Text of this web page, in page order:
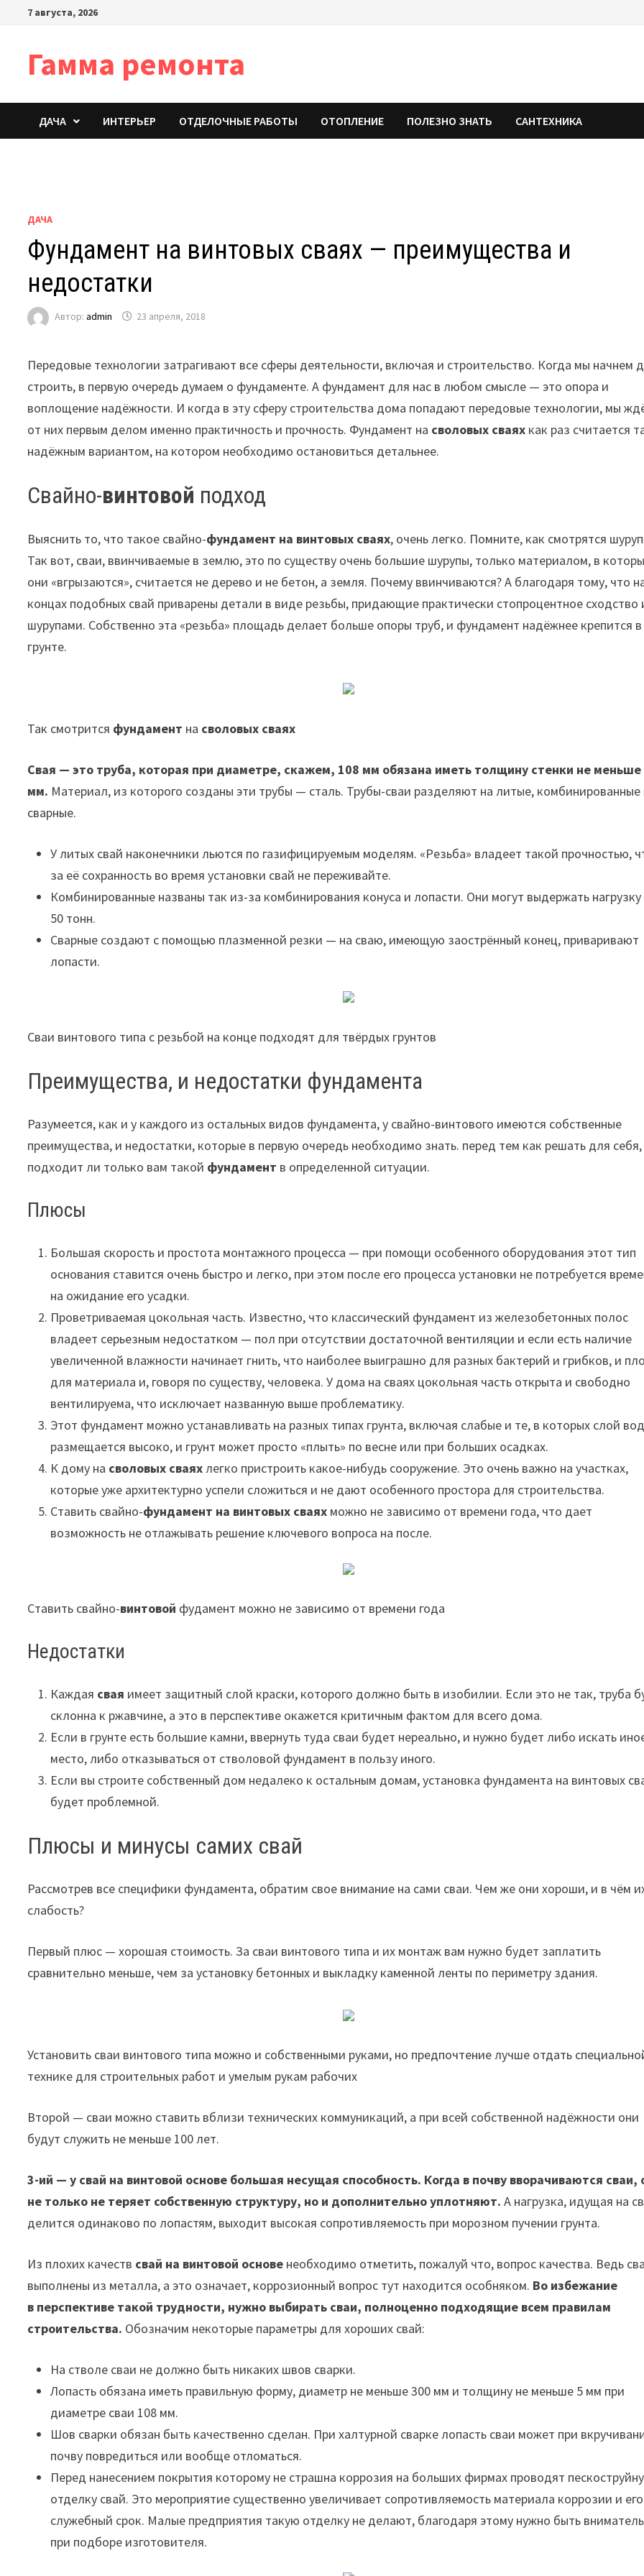
Перейти7 августа, 2026
Гамма ремонта
ДАЧА ИНТЕРЬЕР ОТДЕЛОЧНЫЕ РАБОТЫ ОТОПЛЕНИЕ ПОЛЕЗНО ЗНАТЬ САНТЕХНИКА
ДАЧА
Фундамент на винтовых сваях — преимущества и
недостатки
Автор:admin 23 апреля, 2018
Передовые технологии затрагивают все сферы деятельности, включая и строительство. Когда мы начнем
строить, в первую очередь думаем о фундаменте. А фундамент для нас в любом смысле — это опора и
воплощение надёжности. И когда в эту сферу строительства дома попадают передовые технологии, мы
от них первым делом именно практичность и прочность. Фундамент на своловых сваях как раз считается
надёжным вариантом, на котором необходимо остановиться детальнее.
Свайно-винтовой подход
Выяснить то, что такое свайно-фундамент на винтовых сваях, очень легко. Помните, как смотрятся
Так вот, сваи, ввинчиваемые в землю, это по существу очень большие шурупы, только материалом, в
они «вгрызаются», считается не дерево и не бетон, а земля. Почему ввинчиваются? А благодаря тому, что
концах подобных свай приварены детали в виде резьбы, придающие практически стопроцентное сходство
шурупами. Собственно эта «резьба» площадь делает больше опоры труб, и фундамент надёжнее крепится в
грунте.
Так смотрится фундамент на своловых сваях
Свая — это труба, которая при диаметре, скажем, 108 мм обязана иметь толщину стенки не меньше
мм. Материал, из которого созданы эти трубы — сталь. Трубы-сваи разделяют на литые, комбинированные
сварные.
У литых свай наконечники льются по газифицируемым моделям. «Резьба» владеет такой прочностью,
за её сохранность во время установки свай не переживайте.
Комбинированные названы так из-за комбинирования конуса и лопасти. Они могут выдержать
50 тонн.
Сварные создают с помощью плазменной резки — на сваю, имеющую заострённый конец, приваривают
лопасти.
Сваи винтового типа с резьбой на конце подходят для твёрдых грунтов
Преимущества, и недостатки фундамента
Разумеется, как и у каждого из остальных видов фундамента, у свайно-винтового имеются собственные
преимущества, и недостатки, которые в первую очередь необходимо знать. перед тем как решать для себя,
подходит ли только вам такой фундамент в определенной ситуации.
Плюсы
Большая скорость и простота монтажного процесса — при помощи особенного оборудования этот тип
основания ставится очень быстро и легко, при этом после его процесса установки не потребуется
на ожидание его усадки.
Проветриваемая цокольная часть. Известно, что классический фундамент из железобетонных полос
владеет серьезным недостатком — пол при отсутствии достаточной вентиляции и если есть наличие
увеличенной влажности начинает гнить, что наиболее выиграшно для разных бактерий и грибков, и
для материала и, говоря по существу, человека. У дома на сваях цокольная часть открыта и свободно
вентилируема, что исключает названную выше проблематику.
Этот фундамент можно устанавливать на разных типах грунта, включая слабые и те, в которых слой
размещается высоко, и грунт может просто «плыть» по весне или при больших осадках.
К дому на своловых сваяхлегко пристроить какое-нибудь сооружение. Это очень важно на участках,
которые уже архитектурно успели сложиться и не дают особенного простора для строительства.
Ставить свайно-фундамент на винтовых сваях можно не зависимо от времени года, что дает
возможность не отлажывать решение ключевого вопроса на после.
Ставить свайно-винтовой фудамент можно не зависимо от времени года
Недостатки
Каждая свая имеет защитный слой краски, которого должно быть в изобилии. Если это не так, труба
склонна к ржавчине, а это в перспективе окажется критичным фактом для всего дома.
Если в грунте есть большие камни, ввернуть туда сваи будет нереально, и нужно будет либо искать
место, либо отказываться от стволовой фундамент в пользу иного.
Если вы строите собственный дом недалеко к остальным домам, установка фундамента на винтовых
будет проблемной.
Плюсы и минусы самих свай
Рассмотрев все специфики фундамента, обратим свое внимание на сами сваи. Чем же они хороши, и в чём
слабость?
Первый плюс — хорошая стоимость. За сваи винтового типа и их монтаж вам нужно будет заплатить
сравнительно меньше, чем за установку бетонных и выкладку каменной ленты по периметру здания.
Установить сваи винтового типа можно и собственными руками, но предпочтение лучше отдать
технике для строительных работ и умелым рукам рабочих
Второй — сваи можно ставить вблизи технических коммуникаций, а при всей собственной надёжности они
будут служить не меньше 100 лет.
3-ий — у свай на винтовой основе большая несущая способность. Когда в почву вворачиваются сваи,
не только не теряет собственную структуру, но и дополнительно уплотняют. А нагрузка, идущая на
делится одинаково по лопастям, выходит высокая сопротивляемость при морозном пучении грунта.
Из плохих качеств свай на винтовой основе необходимо отметить, пожалуй что, вопрос качества. Ведь
выполнены из металла, а это означает, коррозионный вопрос тут находится особняком. Во избежание
в перспективе такой трудности, нужно выбирать сваи, полноценно подходящие всем правилам
строительства. Обозначим некоторые параметры для хороших свай:
На стволе сваи не должно быть никаких швов сварки.
Лопасть обязана иметь правильную форму, диаметр не меньше 300 мм и толщину не меньше 5 мм при
диаметре сваи 108 мм.
Шов сварки обязан быть качественно сделан. При халтурной сварке лопасть сваи может при
почву повредиться или вообще отломаться.
Перед нанесением покрытия которому не страшна коррозия на больших фирмах проводят
отделку свай. Это мероприятие существенно увеличивает сопротивляемость материала коррозии и его
служебный срок. Малые предприятия такую отделку не делают, благодаря этому нужно быть
при подборе изготовителя.